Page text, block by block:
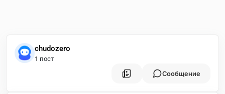
chudozero
1 пост
Сообщение